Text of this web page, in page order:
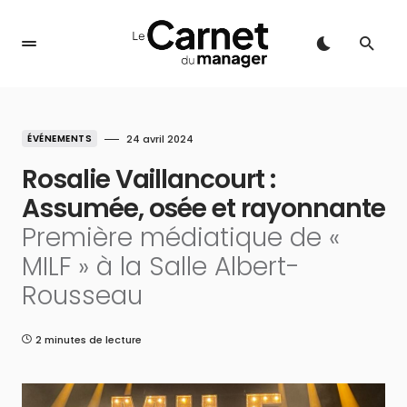
ÉVÉNEMENTS 24 avril 2024
Rosalie Vaillancourt :
Assumée, osée et rayonnante
Première médiatique de «
MILF » à la Salle Albert-
Rousseau
2 minutes de lecture